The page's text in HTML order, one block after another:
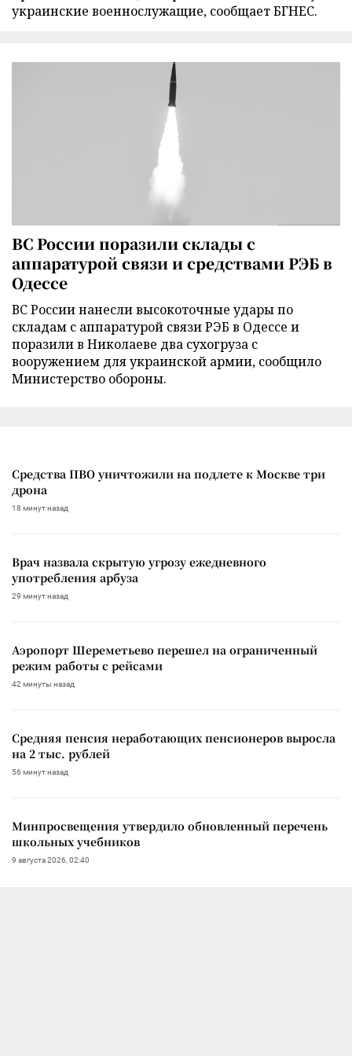
украинские военнослужащие, сообщает БГНЕС.
ВС России поразили склады с
аппаратурой связи и средствами РЭБ в
Одессе
ВС России нанесли высокоточные удары по
складам с аппаратурой связи РЭБ в Одессе и
поразили в Николаеве два сухогруза с
вооружением для украинской армии, сообщило
Министерство обороны.
Средства ПВО уничтожили на подлете к Москве три
дрона
18 минут назад
Врач назвала скрытую угрозу ежедневного
употребления арбуза
29 минут назад
Аэропорт Шереметьево перешел на ограниченный
режим работы с рейсами
42 минуты назад
Средняя пенсия неработающих пенсионеров выросла
на 2 тыс. рублей
56 минут назад
Минпросвещения утвердило обновленный перечень
школьных учебников
9 августа 2026, 02:40